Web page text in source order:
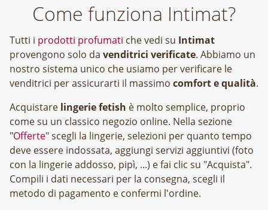
Come funziona Intimat?
Tutti i prodotti profumati che vedi su Intimat
provengono solo da venditrici verificate. Abbiamo un
nostro sistema unico che usiamo per verificare le
venditrici per assicurarti il massimo comfort e qualità.
Acquistare lingerie fetish è molto semplice, proprio
come su un classico negozio online. Nella sezione
"Offerte" scegli la lingerie, selezioni per quanto tempo
deve essere indossata, aggiungi servizi aggiuntivi (foto
con la lingerie addosso, pipì, ...) e fai clic su "Acquista".
Compili i dati necessari per la consegna, scegli il
metodo di pagamento e confermi l'ordine.